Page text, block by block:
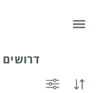
דרושים